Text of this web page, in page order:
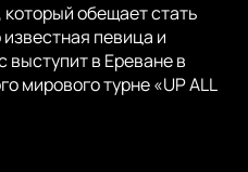
обещает стать
певица и
в Ереване в
мирового турне «UP ALL